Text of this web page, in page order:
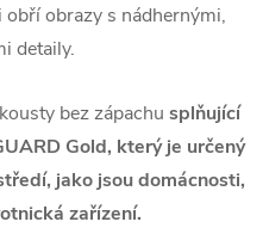
obrazy s nádhernými,
detaily.
bez zápachu splňující
Gold, který je určený
jako jsou domácnosti,
zařízení.